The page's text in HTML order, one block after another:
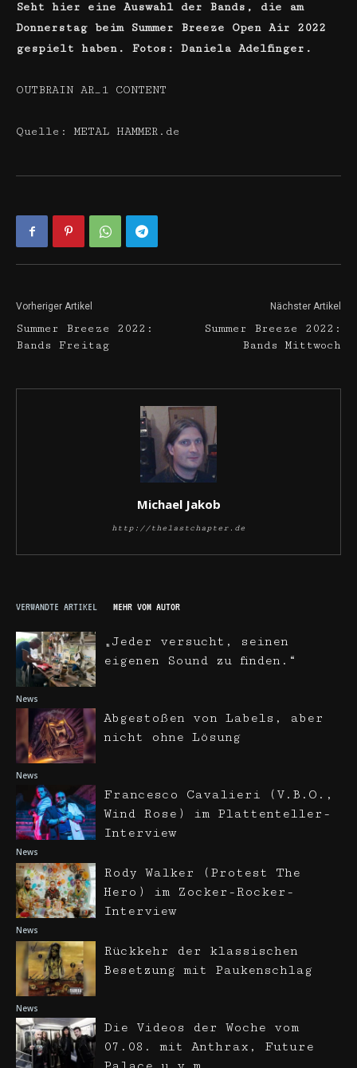
Seht hier eine Auswahl der Bands, die am
Donnerstag beim Summer Breeze Open Air 2022
gespielt haben. Fotos: Daniela Adelfinger.
OUTBRAIN AR_1 CONTENT
Quelle: METAL HAMMER.de
Vorheriger Artikel
Summer Breeze 2022:
Bands Freitag
Nächster Artikel
Summer Breeze 2022:
Bands Mittwoch
Michael Jakob
http://thelastchapter.de
VERWANDTE ARTIKEL MEHR VOM AUTOR
News
„Jeder versucht, seinen
eigenen Sound zu finden.“
News
Abgestoßen von Labels, aber
nicht ohne Lösung
News
Francesco Cavalieri (V.B.O.,
Wind Rose) im Plattenteller-
Interview
News
Rody Walker (Protest The
Hero) im Zocker-Rocker-
Interview
News
Rückkehr der klassischen
Besetzung mit Paukenschlag
Die Videos der Woche vom
07.08. mit Anthrax, Future